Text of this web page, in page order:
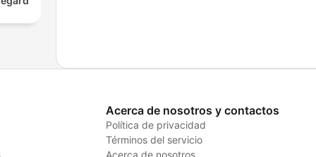
Acerca de nosotros y contactos
Política de privacidad
Términos del servicio
Acerca de nosotros